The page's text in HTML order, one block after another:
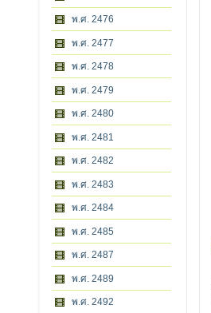
พ.ศ. 2476
พ.ศ. 2477
พ.ศ. 2478
พ.ศ. 2479
พ.ศ. 2480
พ.ศ. 2481
พ.ศ. 2482
พ.ศ. 2483
พ.ศ. 2484
พ.ศ. 2485
พ.ศ. 2487
พ.ศ. 2489
พ.ศ. 2492